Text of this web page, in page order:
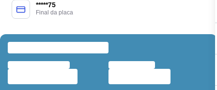
*****75
Final da placa